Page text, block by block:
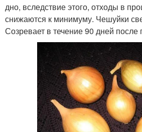
дно, вследствие этого, отходы в
снижаются к минимуму. Чешуйки
Созревает в течение 90 дней после